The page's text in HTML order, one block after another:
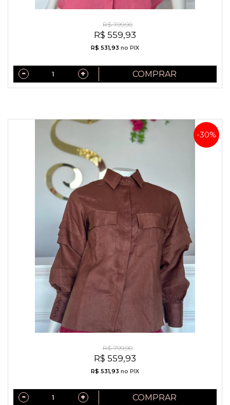
R$ 559,93
R$ 799,90
R$ 531,93 no PIX
COMPRAR
R$ 559,93
R$ 799,90
-30%
R$ 531,93 no PIX
COMPRAR